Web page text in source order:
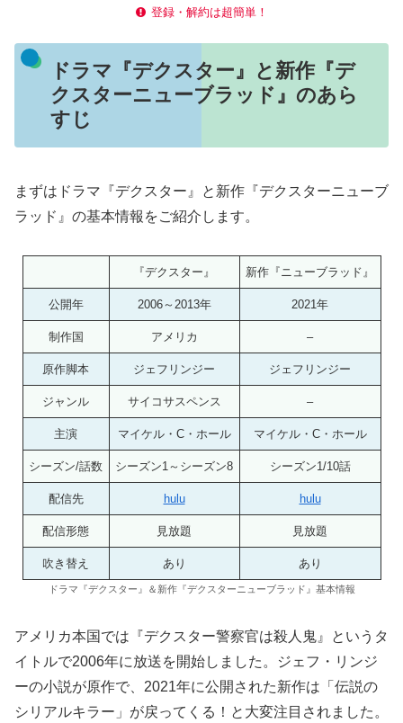
登録・解約は超簡単！
ドラマ『デクスター』と新作『デ
クスターニューブラッド』のあら
すじ
まずはドラマ『デクスター』と新作『デクスターニューブ
ラッド』の基本情報をご紹介します。
『デクスター』 新作『ニューブラッド』
公開年 2006～2013年 2021年
制作国 アメリカ –
原作脚本 ジェフリンジー ジェフリンジー
ジャンル サイコサスペンス –
主演 マイケル・C・ホール マイケル・C・ホール
シーズン/話数 シーズン1～シーズン8 シーズン1/10話
配信先 hulu hulu
配信形態 見放題 見放題
吹き替え あり あり
ドラマ『デクスター』＆新作『デクスターニューブラッド』基本情報
アメリカ本国では『デクスター警察官は殺人鬼』というタ
イトルで2006年に放送を開始しました。ジェフ・リンジ
ーの小説が原作で、2021年に公開された新作は「伝説の
シリアルキラー」が戻ってくる！と大変注目されました。